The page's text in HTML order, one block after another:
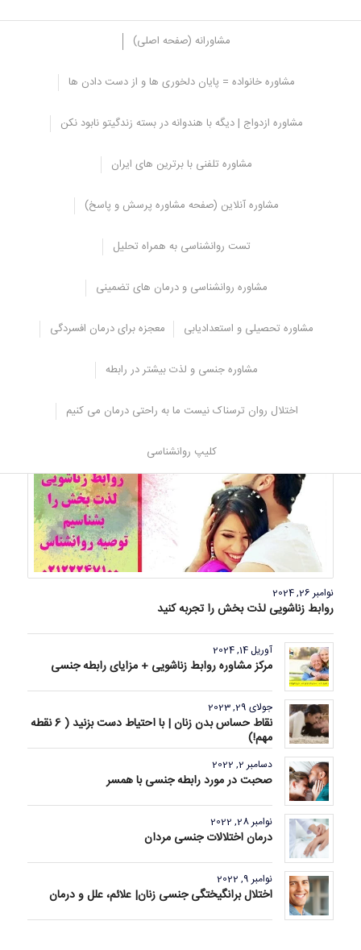
مشاورانه (صفحه اصلی)
مشاوره خانواده = پایان دلخوری ها و از دست دادن ها
مشاوره ازدواج | دیگه با هندوانه در بسته زندگیتو نابود نکن
مشاوره تلفنی با برترین های ایران
مشاوره آنلاین (صفحه مشاوره پرسش و پاسخ)
تست روانشناسی به همراه تحلیل
مشاوره روانشناسی و درمان های تضمینی
مشاوره تحصیلی و استعدادیابی معجزه برای درمان افسردگی
مشاوره جنسی و لذت بیشتر در رابطه
اختلال روان ترسناک نیست ما به راحتی درمان می کنیم
کلیپ روانشناسی
همانطور که می دانید قبل از ازدواج آزمایش هایی برای تشخیص اعتیاد،
بیماری و غیره انجام می شود و در صورتی که یکی از زوجین مشکل داشته
باشند از طریق آزمایشگاه مشخص شده و به آن ها اطلاع داده می شود.
اما افراد برای این که هنگام برقراری رابطه جنسی، استرس نداشته باشند
بهتر است از کاندوم استفاده کنند، بعضی از افراد برای جلوگیری از بارداری
این صورت نیاز به کاندوم نمی باشد.
گزینه می باشد، زیرا علاوه بر جلوگیری از بارداری ناخواسته، از بروز بیماری
افراد بسیاری در هنگام رابطه جنسی به بیماری های مقاربتی مانند سوزاک،
نوامبر 26, 2024
روابط زناشویی لذت بخش را تجربه کنید
آوریل 14, 2024
مرکز مشاوره روابط زناشویی + مزایای رابطه جنسی
جولای 29, 2023
نقاط حساس بدن زنان | با احتیاط دست بزنید ( 6 نقطه
مهم!)
دسامبر 2, 2022
صحبت در مورد رابطه جنسی با همسر
نوامبر 28, 2022
درمان اختلالات جنسی مردان
نوامبر 9, 2022
اختلال برانگیختگی جنسی زنان| علائم، علل و درمان